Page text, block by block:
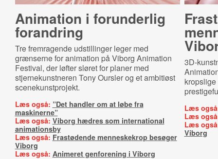
Animation i forunderlig
forandring
Tre fremragende udstillinger leger med
grænserne for animation på Viborg Animation
Festival, der løfter sløret for planer med
stjernekunstneren Tony Oursler og et ambitiøst
scenekunstprojekt.
Læs også: ”Det handler om at løbe fra
maskinerne”
Læs også: Viborg hædres som international
animationsby
Læs også: Frastødende menneskekrop besøger
Viborg
Læs også: Animeret genforening i Viborg
3D-
Læs
Læs
Læs
Viborg